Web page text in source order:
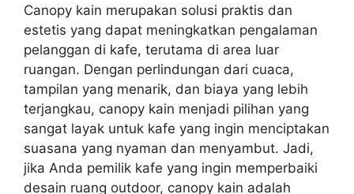
Canopy kain merupakan solusi praktis dan
estetis yang dapat meningkatkan pengalaman
pelanggan di kafe, terutama di area luar
ruangan. Dengan perlindungan dari cuaca,
tampilan yang menarik, dan biaya yang lebih
terjangkau, canopy kain menjadi pilihan yang
sangat layak untuk kafe yang ingin menciptakan
suasana yang nyaman dan menyambut. Jadi,
jika Anda pemilik kafe yang ingin memperbaiki
desain ruang outdoor, canopy kain adalah